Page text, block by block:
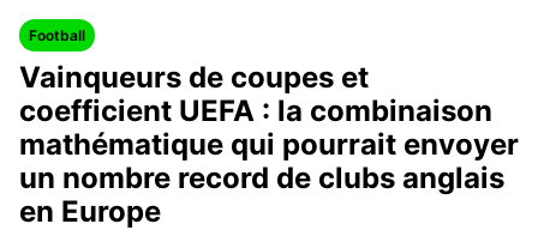
Football
Vainqueurs de coupes et
coefficient UEFA : la combinaison
mathématique qui pourrait envoyer
un nombre record de clubs anglais
en Europe